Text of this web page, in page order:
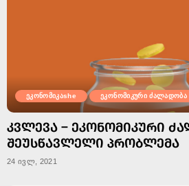
ეკონომიკაshe ეკონომიკური ძალადობა
ᲙᲕᲚᲔᲕᲐ – ᲔᲙᲝᲜᲝᲛᲘᲙᲣᲠᲘ
ᲨᲔᲣᲡᲬᲐᲕᲚᲔᲚᲘ ᲞᲠᲝᲑᲚᲔᲛᲐ
24 ივლ, 2021